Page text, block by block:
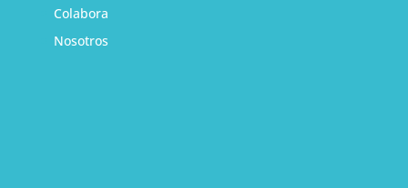
Colabora
Nosotros